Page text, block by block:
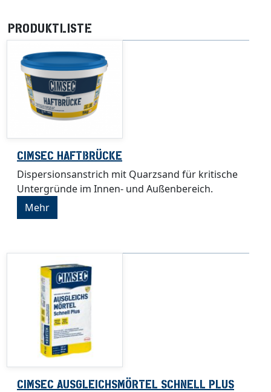
PRODUKTLISTE
CIMSEC HAFTBRÜCKE
Dispersionsanstrich mit Quarzsand für kritische
Untergründe im Innen- und Außenbereich.
Mehr
CIMSEC AUSGLEICHSMÖRTEL SCHNELL PLUS